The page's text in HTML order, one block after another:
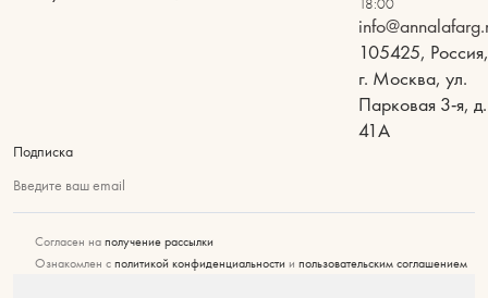
105425, Россия,
г. Москва, ул.
Парковая 3-я, д.
41А
Подписка
Введите ваш email
Согласен на получение рассылки
Ознакомлен с политикой конфиденциальности и пользовательским соглашением